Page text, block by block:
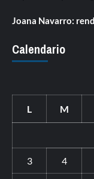
Joana Navarro:
Calendario
L M
3 4